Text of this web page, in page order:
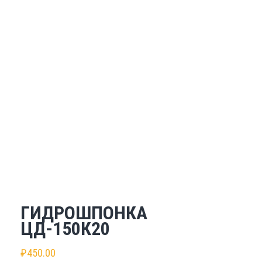
ГИДРОШПОНКА
ЦД-150К20
₽450.00